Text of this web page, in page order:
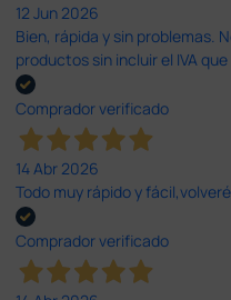
12 Jun 2026
Bien, rápida y sin problemas.
productos sin incluir el IVA
Comprador verificado
14 Abr 2026
Todo muy rápido y
Comprador verificado